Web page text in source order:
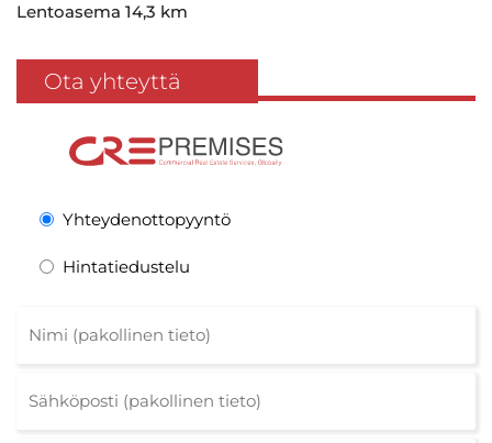
Lentoasema 14,3 km
Ota yhteyttä
Yhteydenottopyyntö
Hintatiedustelu